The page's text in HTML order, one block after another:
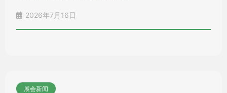
2026年7月16日
展会新闻